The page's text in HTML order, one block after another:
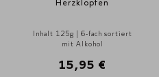
Herzklopfen
Inhalt 125g | 6-fach sortiert
mit Alkohol
15,95 €